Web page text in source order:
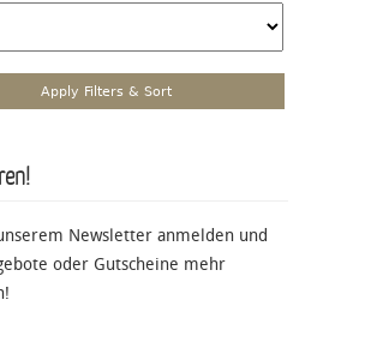
Newsletter anmelden und
oder Gutscheine mehr